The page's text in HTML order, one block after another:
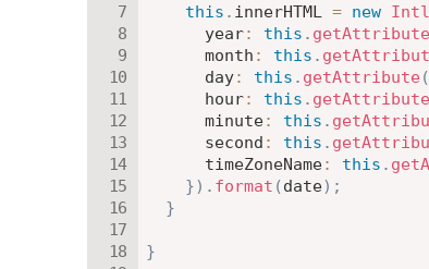
this . innerHTML = new Intl
year: this . getAttribute
month : this .
day: this . getAttribute (
hour: this . getAttribute
minute: this .
second : this .
timeZoneName: this .
}) . format (date) ;
}
}